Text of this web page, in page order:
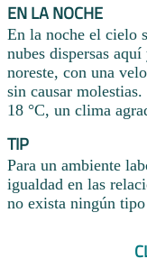
EN LA NOCHE
En la noche el cielo
nubes dispersas
noreste, con una
sin causar
18 °C, un clima
TIP
Para un ambiente
igualdad en las
no exista ningún